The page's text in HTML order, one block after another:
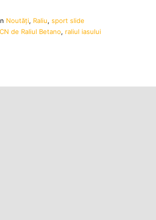
Noutăţi, Raliu, sport slide
CN de Raliul Betano, raliul iasului